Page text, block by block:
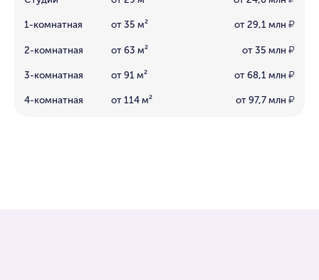
1-комнатная от 35 м² от 29,1 млн ₽
2-комнатная от 63 м² от 35 млн ₽
3-комнатная от 91 м² от 68,1 млн ₽
4-комнатная от 114 м² от 97,7 млн ₽